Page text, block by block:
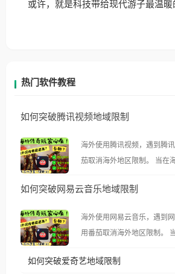
或许，就是科技带给现代游子最温暖
热门软件教程
如何突破腾讯视频地域限制
海外使用腾讯视频，遇到腾
茄取消海外地区限制。 当在海外打开腾讯视频，却突
示语。 海外用户如香港、澳门、台湾、美国、加拿
像其他音乐平台一样，出现
仅能在中国大陆地区播放。 遇到这个问题的朋友们，
如何突破网易云音乐地域限制
海外使用网易云音乐，遇到
用番茄取消海外地区限制。 当在海外打开网易云音
播放”的提示语。 海外用户如香港、澳门、台湾、美
如何突破爱奇艺地域限制